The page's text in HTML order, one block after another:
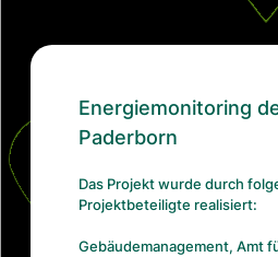
Energiemonitoring
Paderborn
Das Projekt wurde durch
Projektbeteiligte realisiert:
Gebäudemanagement, Amt